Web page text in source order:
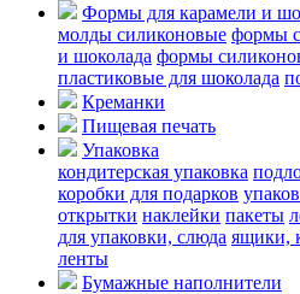
Формы для карамели и
молды силиконовые формы
и шоколада формы
пластиковые для шоколада
Креманки
Пищевая печать
Упаковка
кондитерская упаковка
коробки для подарков
открытки наклейки пакеты
для упаковки, слюда ящики,
ленты
Бумажные наполнители